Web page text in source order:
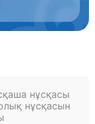
нұсқасы
нұсқасын